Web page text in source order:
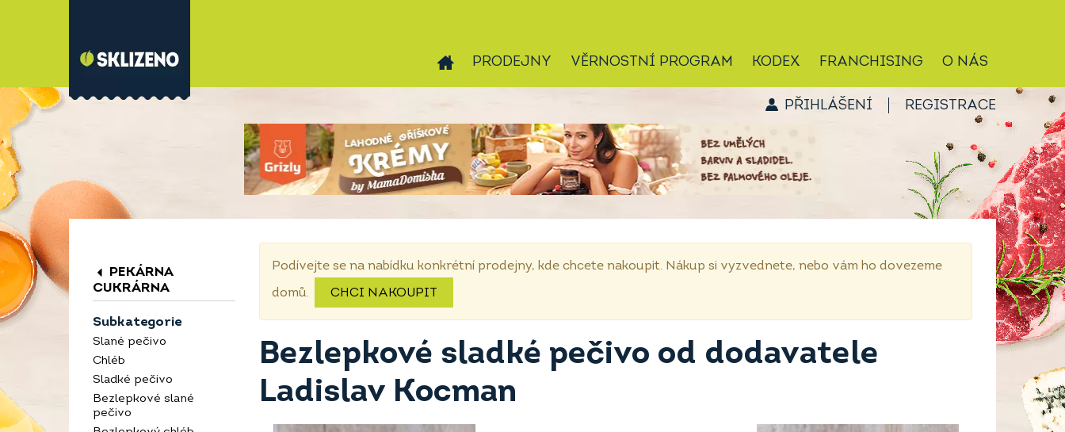
PRODEJNY VĚRNOSTNÍ PROGRAM KODEX FRANCHISING O NÁS
PŘIHLÁŠENÍ REGISTRACE
PEKÁRNA
CUKRÁRNA
Subkategorie
Slané pečivo
Chléb
Sladké pečivo
Bezlepkové slané
pečivo
Podívejte se na nabídku konkrétní prodejny, kde chcete nakoupit. Nákup si vyzvednete, nebo vám ho dovezeme
domů. CHCI NAKOUPIT
Bezlepkové sladké pečivo od dodavatele
Ladislav Kocman